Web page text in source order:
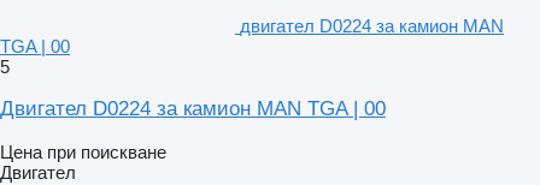
двигател D0224 за камион MAN
TGA | 00
5
Двигател D0224 за камион MAN TGA | 00
Цена при поискване
Двигател